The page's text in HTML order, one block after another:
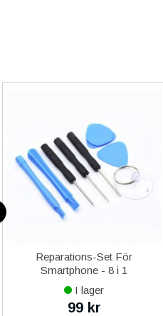
Reparations-Set För
Smartphone - 8 i 1
I lager
99 kr